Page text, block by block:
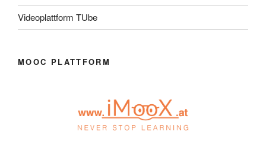
Videoplattform TUbe
MOOC PLATTFORM